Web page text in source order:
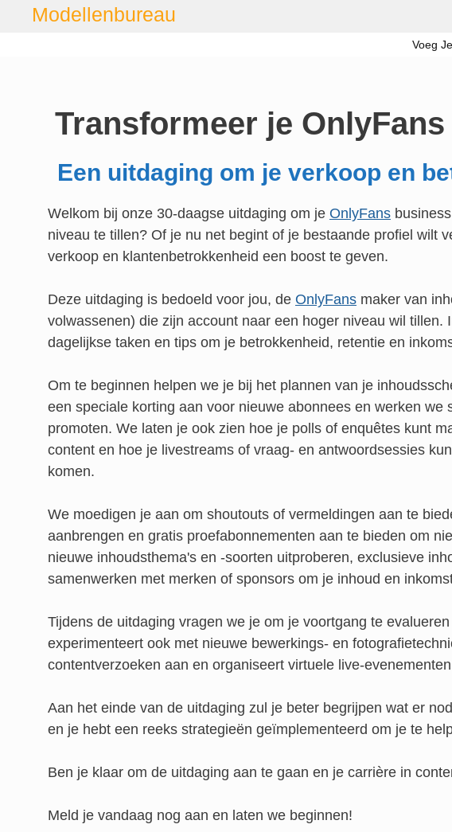
Modellenbureau
Voeg
Transformeer je
Een uitdaging om je verkoop en
Welkom bij onze 30-daagse uitdaging om je OnlyFans
niveau te tillen? Of je nu net begint of je bestaande profiel wilt
verkoop en klantenbetrokkenheid een boost te geven.
Deze uitdaging is bedoeld voor jou, de OnlyFans maker van
volwassenen) die zijn account naar een hoger niveau wil
dagelijkse taken en tips om je betrokkenheid, retentie en
Om te beginnen helpen we je bij het plannen van je
een speciale korting aan voor nieuwe abonnees en werken
promoten. We laten je ook zien hoe je polls of enquêtes kunt
content en hoe je livestreams of vraag- en antwoordsessies
komen.
We moedigen je aan om shoutouts of vermeldingen aan te
aanbrengen en gratis proefabonnementen aan te bieden om
nieuwe inhoudsthema's en -soorten uitproberen, exclusieve
samenwerken met merken of sponsors om je inhoud en
Tijdens de uitdaging vragen we je om je voortgang te
experimenteert ook met nieuwe bewerkings- en
contentverzoeken aan en organiseert virtuele live-
Aan het einde van de uitdaging zul je beter begrijpen wat er
en je hebt een reeks strategieën geïmplementeerd om je te
Ben je klaar om de uitdaging aan te gaan en je carrière in
Meld je vandaag nog aan en laten we beginnen!